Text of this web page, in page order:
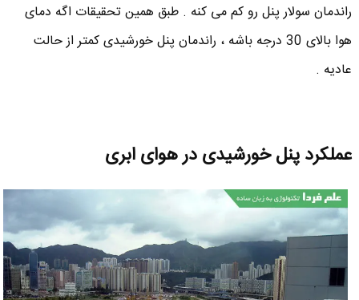
راندمان سولار پنل رو کم می کنه . طبق همین تحقیقات اگه دمای
هوا بالای 30 درجه باشه ، راندمان پنل خورشیدی کمتر از حالت
عادیه .
عملکرد پنل خورشیدی در هوای ابری